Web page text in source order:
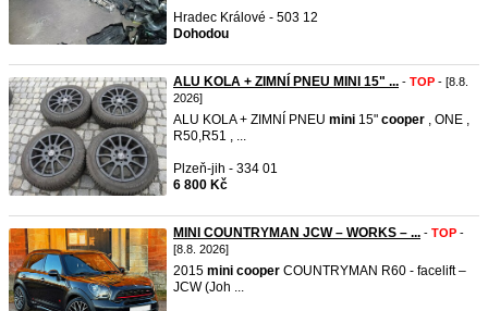
Hradec Králové - 503 12
Dohodou
ALU KOLA + ZIMNÍ PNEU MINI 15" ... - TOP - [8.8.
2026]
ALU KOLA + ZIMNÍ PNEU mini 15" cooper , ONE ,
R50,R51 , ...
Plzeň-jih - 334 01
6 800 Kč
MINI COUNTRYMAN JCW – WORKS – ... - TOP -
[8.8. 2026]
2015 mini cooper COUNTRYMAN R60 - facelift –
JCW (Joh ...